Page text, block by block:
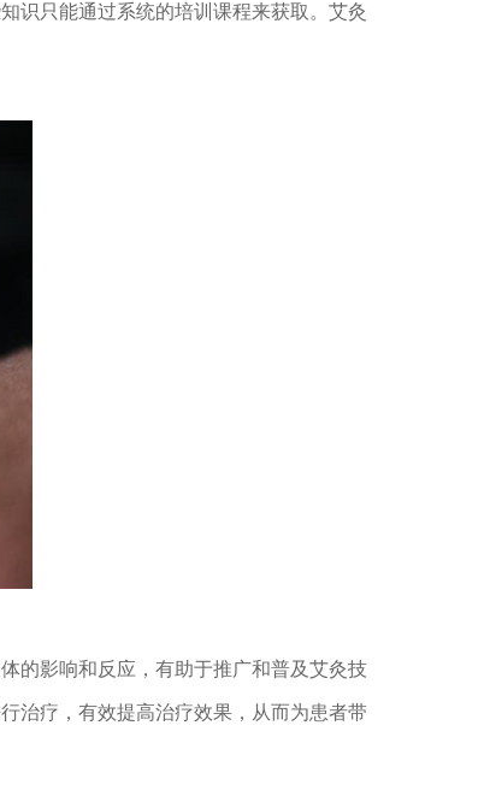
识只能通过系统的培训课程来获取。艾灸
的影响和反应，有助于推广和普及艾灸技
治疗，有效提高治疗效果，从而为患者带